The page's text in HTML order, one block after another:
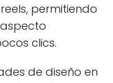
permitiendo
clics.
de diseño en